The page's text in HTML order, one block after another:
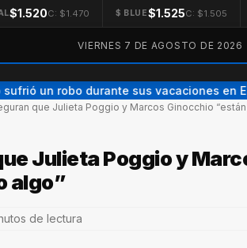
$1.520C: $1.470 $ BLUE$1.525C: $1.505
VIERNES 7 DE AGOSTO DE 2026
un robo durante sus vacaciones en
que Julieta Poggio y Marcos Ginocchio
Julieta Poggio y
algo”
de lectura